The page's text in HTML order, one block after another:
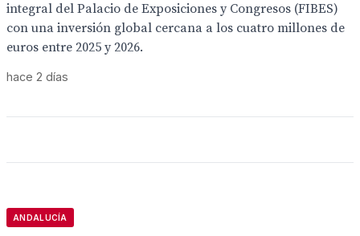
integral del Palacio de Exposiciones y Congresos (FIBES)
con una inversión global cercana a los cuatro millones de
euros entre 2025 y 2026.
hace 2 días
ANDALUCÍA